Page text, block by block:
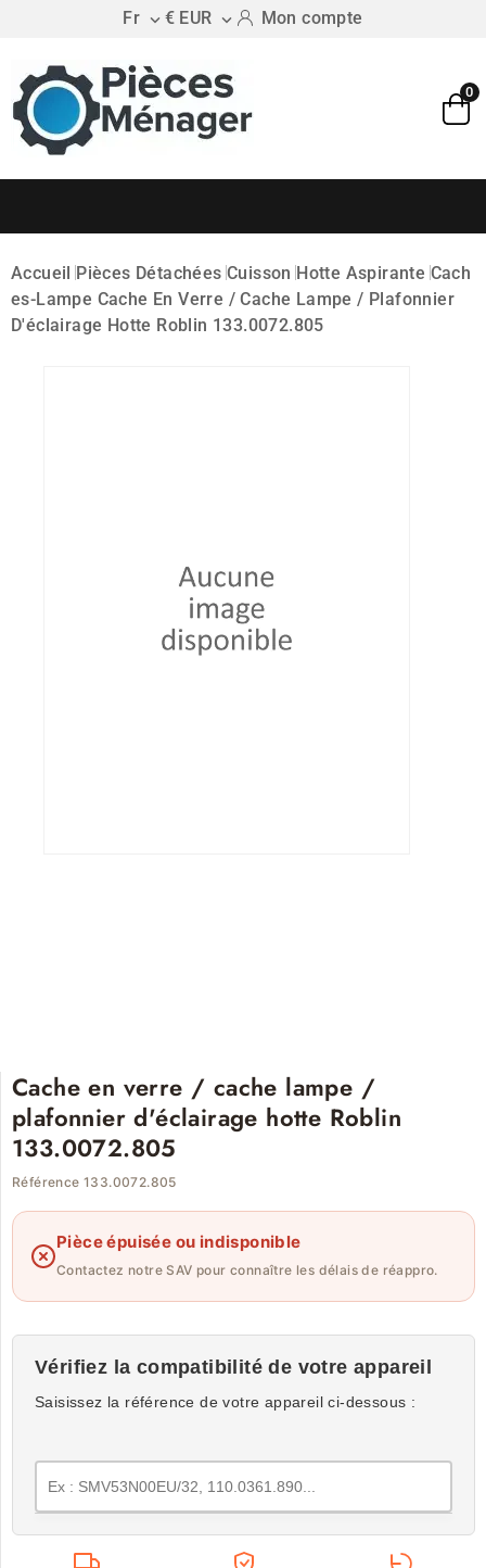
Fr  € EUR  Mon compte
0
Accueil Pièces Détachées Cuisson Hotte Aspirante Cach
Es-Lampe Cache En Verre / Cache Lampe / Plafonnier
D'éclairage Hotte Roblin 133.0072.805
Cache en verre / cache lampe /
plafonnier d'éclairage hotte Roblin
133.0072.805
Référence 133.0072.805
Pièce épuisée ou indisponible
Contactez notre SAV pour connaître les délais de réappro.
Vérifiez la compatibilité de votre appareil
Saisissez la référence de votre appareil ci-dessous :